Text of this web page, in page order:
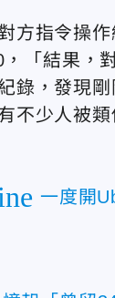
方指令操
「結果，
錄，發現
不少人被
一度開